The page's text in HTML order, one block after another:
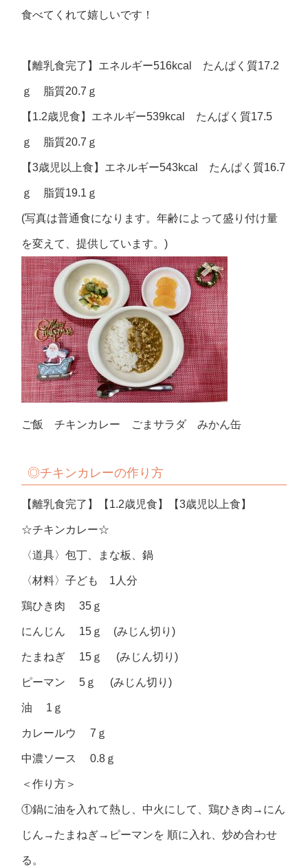
食べてくれて嬉しいです！
【離乳食完了】エネルギー516kcal たんぱく質17.2
ｇ 脂質20.7ｇ
【1.2歳児食】エネルギー539kcal たんぱく質17.5
ｇ 脂質20.7ｇ
【3歳児以上食】エネルギー543kcal たんぱく質16.7
ｇ 脂質19.1ｇ
(写真は普通食になります。年齢によって盛り付け量
を変えて、提供しています。)
ご飯 チキンカレー ごまサラダ みかん缶
◎チキンカレーの作り方
【離乳食完了】【1.2歳児食】【3歳児以上食】
☆チキンカレー☆
〈道具〉包丁、まな板、鍋
〈材料〉子ども 1人分
鶏ひき肉 35ｇ
にんじん 15ｇ (みじん切り)
たまねぎ 15ｇ (みじん切り)
ピーマン 5ｇ (みじん切り)
油 1ｇ
カレールウ 7ｇ
中濃ソース 0.8ｇ
＜作り方＞
①鍋に油を入れて熱し、中火にして、鶏ひき肉→にん
じん→たまねぎ→ピーマンを 順に入れ、炒め合わせ
る。